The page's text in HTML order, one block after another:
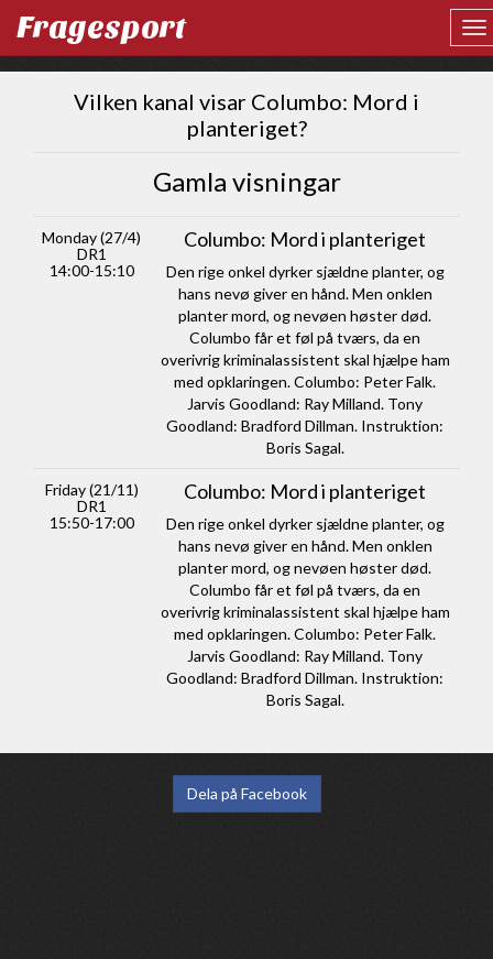
Fragesport
Vilken kanal visar Columbo: Mord i
planteriget?
Gamla visningar
Monday (27/4)
DR1
14:00-15:10
Columbo: Mord i planteriget
Den rige onkel dyrker sjældne planter, og
hans nevø giver en hånd. Men onklen
planter mord, og nevøen høster død.
Columbo får et føl på tværs, da en
overivrig kriminalassistent skal hjælpe ham
med opklaringen. Columbo: Peter Falk.
Jarvis Goodland: Ray Milland. Tony
Goodland: Bradford Dillman. Instruktion:
Boris Sagal.
Friday (21/11)
DR1
15:50-17:00
Columbo: Mord i planteriget
Den rige onkel dyrker sjældne planter, og
hans nevø giver en hånd. Men onklen
planter mord, og nevøen høster død.
Columbo får et føl på tværs, da en
overivrig kriminalassistent skal hjælpe ham
med opklaringen. Columbo: Peter Falk.
Jarvis Goodland: Ray Milland. Tony
Goodland: Bradford Dillman. Instruktion:
Boris Sagal.
Dela på Facebook